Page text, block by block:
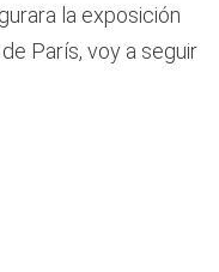
la exposición
París, voy a seguir